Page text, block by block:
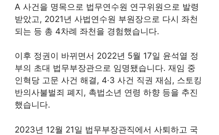
A 사건을 명목으로 법무연수원 연구위원으로 발령
받았고, 2021년 사법연수원 부원장으로 다시 좌천
되는 등 총 4차례 좌천을 경험했습니다.
이후 정권이 바뀌면서 2022년 5월 17일 윤석열 정
부의 초대 법무부장관으로 임명됐습니다. 재임 중
인혁당 고문 사건 해결, 4·3 사건 직권 재심, 스토킹
반의사불벌죄 폐지, 촉법소년 연령 하향 등을 추진
했습니다.
2023년 12월 21일 법무부장관직에서 사퇴하고 국